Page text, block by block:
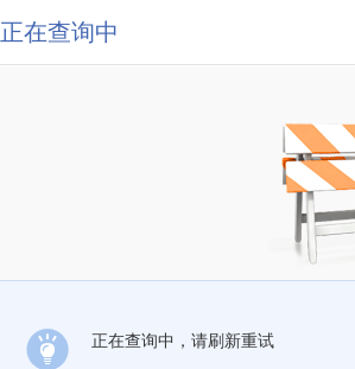
正在查询中
正在查询中，请刷新重试